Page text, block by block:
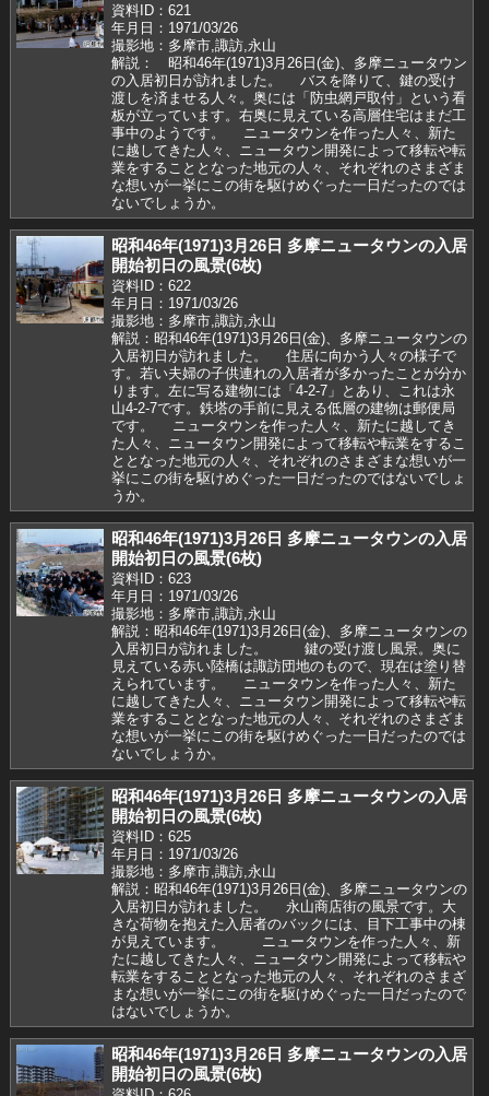
資料ID：621
年月日：1971/03/26
撮影地：多摩市,諏訪,永山
解説： 昭和46年(1971)3月26日(金)、多摩ニュータウン
の入居初日が訪れました。 バスを降りて、鍵の受け
渡しを済ませる人々。奥には「防虫網戸取付」という看
板が立っています。右奥に見えている高層住宅はまだ工
事中のようです。 ニュータウンを作った人々、新た
に越してきた人々、ニュータウン開発によって移転や転
業をすることとなった地元の人々、それぞれのさまざま
な想いが一挙にこの街を駆けめぐった一日だったのでは
ないでしょうか。
昭和46年(1971)3月26日 多摩ニュータウンの入居
開始初日の風景(6枚)
資料ID：622
年月日：1971/03/26
撮影地：多摩市,諏訪,永山
解説：昭和46年(1971)3月26日(金)、多摩ニュータウンの
入居初日が訪れました。 住居に向かう人々の様子で
す。若い夫婦の子供連れの入居者が多かったことが分か
ります。左に写る建物には「4-2-7」とあり、これは永
山4-2-7です。鉄塔の手前に見える低層の建物は郵便局
です。 ニュータウンを作った人々、新たに越してき
た人々、ニュータウン開発によって移転や転業をするこ
ととなった地元の人々、それぞれのさまざまな想いが一
挙にこの街を駆けめぐった一日だったのではないでしょ
うか。
昭和46年(1971)3月26日 多摩ニュータウンの入居
開始初日の風景(6枚)
資料ID：623
年月日：1971/03/26
撮影地：多摩市,諏訪,永山
解説：昭和46年(1971)3月26日(金)、多摩ニュータウンの
入居初日が訪れました。 鍵の受け渡し風景。奥に
見えている赤い陸橋は諏訪団地のもので、現在は塗り替
えられています。 ニュータウンを作った人々、新た
に越してきた人々、ニュータウン開発によって移転や転
業をすることとなった地元の人々、それぞれのさまざま
な想いが一挙にこの街を駆けめぐった一日だったのでは
ないでしょうか。
昭和46年(1971)3月26日 多摩ニュータウンの入居
開始初日の風景(6枚)
資料ID：625
年月日：1971/03/26
撮影地：多摩市,諏訪,永山
解説：昭和46年(1971)3月26日(金)、多摩ニュータウンの
入居初日が訪れました。 永山商店街の風景です。大
きな荷物を抱えた入居者のバックには、目下工事中の棟
が見えています。 ニュータウンを作った人々、新
たに越してきた人々、ニュータウン開発によって移転や
転業をすることとなった地元の人々、それぞれのさまざ
まな想いが一挙にこの街を駆けめぐった一日だったので
はないでしょうか。
昭和46年(1971)3月26日 多摩ニュータウンの入居
開始初日の風景(6枚)